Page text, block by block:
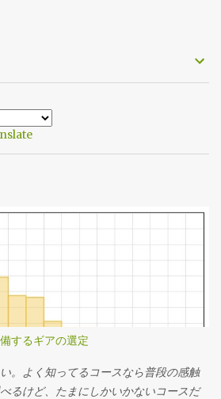
するギアの選定
。よく知ってるコースなら普段の感触
るけど、たまにしかいかないコースだ